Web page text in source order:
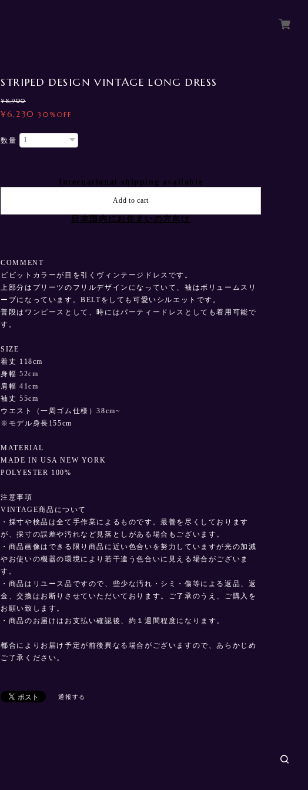
STRIPED DESIGN VINTAGE LONG DRESS
¥8,900
¥6,230 30%OFF
数量
International shipping available
Add to cart
日本国内にお住まいの方向け
COMMENT
ビビットカラーが目を引くヴィンテージドレスです。
上部分はプリーツのフリルデザインになっていて、袖はボリュームスリ
ーブになっています。BELTをしても可愛いシルエットです。
普段はワンピースとして、時にはパーティードレスとしても着用可能で
す。
SIZE
着丈 118cm
身幅 52cm
肩幅 41cm
袖丈 55cm
ウエスト（一周ゴム仕様）38cm~
※モデル身長155cm
MATERIAL
MADE IN USA NEW YORK
POLYESTER 100%
注意事項
VINTAGE商品について
・採寸や検品は全て手作業によるものです。最善を尽くしております
が、採寸の誤差や汚れなど見落としがある場合もございます。
・商品画像はできる限り商品に近い色合いを努力していますが光の加減
やお使いの機器の環境により若干違う色合いに見える場合がございま
す。
・商品はリユース品ですので、些少な汚れ・シミ・傷等による返品、返
金、交換はお断りさせていただいております。ご了承のうえ、ご購入を
お願い致します。
・商品のお届けはお支払い確認後、約１週間程度になります。
都合によりお届け予定が前後異なる場合がございますので、あらかじめ
ご了承ください。
通報する